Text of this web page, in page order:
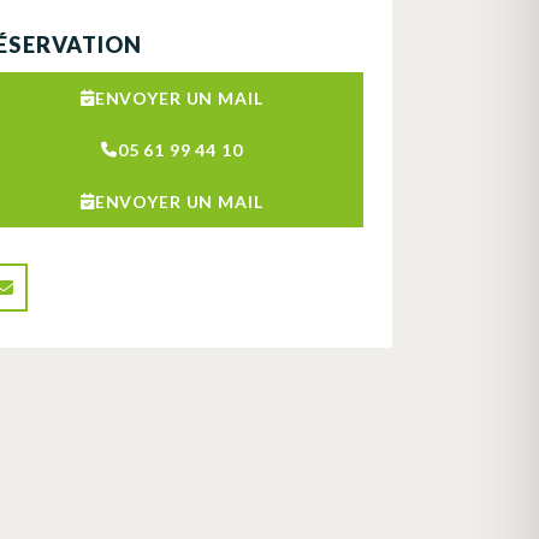
ENVOYER UN MAIL
05 61 99 44 10
ENVOYER UN MAIL